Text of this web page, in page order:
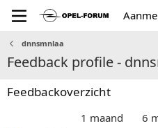
dnnsmnlaa
Feedback profile -
Feedbackoverzicht
1 maand 6